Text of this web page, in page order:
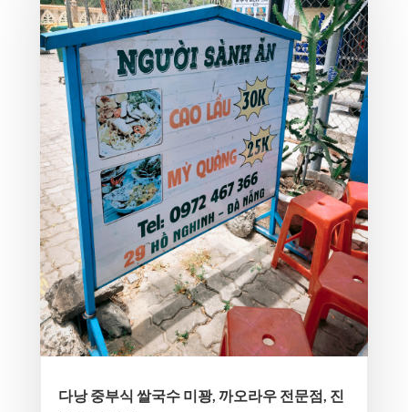
다낭 중부식 쌀국수 미꽝, 까오라우 전문점, 진